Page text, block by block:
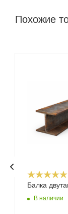
Похожие
Балка
В наличии